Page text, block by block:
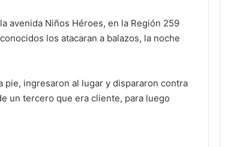
avenida Niños Héroes, en la Región 259
los atacaran a balazos, la noche
pie, ingresaron al lugar y dispararon contra
un tercero que era cliente, para luego